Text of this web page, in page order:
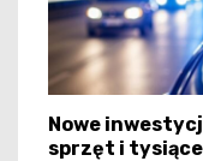
Nowe
sprzęt i